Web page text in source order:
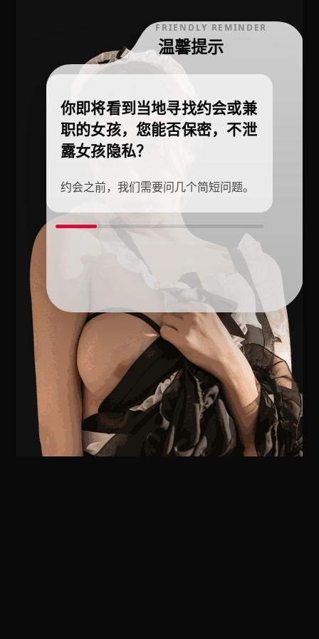
FRIENDLY REMINDER
温馨提示
你即将看到当地寻找约会或兼
职的女孩，您能否保密，不泄
露女孩隐私？
约会之前，我们需要问几个简短问题。